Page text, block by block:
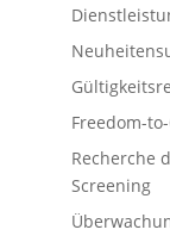
Freedom-
Recherche
Screening